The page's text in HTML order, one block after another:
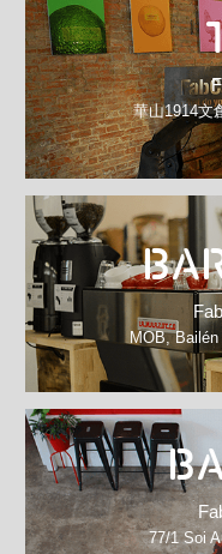
華山1914文
MOB,
77/1 Soi